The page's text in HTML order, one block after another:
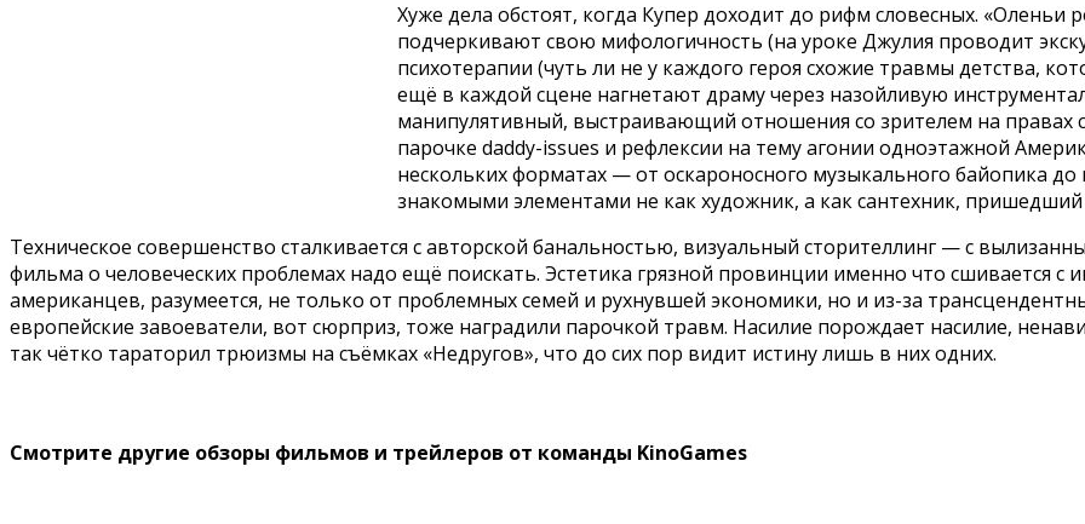
Хуже дела обстоят, когда Купер доходит до рифм словесных. «Оленьи
подчеркивают свою мифологичность (на уроке Джулия проводит
психотерапии (чуть ли не у каждого героя схожие травмы детства,
ещё в каждой сцене нагнетают драму через назойливую
манипулятивный, выстраивающий отношения со зрителем на правах
парочке daddy-issues и рефлексии на тему агонии одноэтажной
нескольких форматах — от оскароносного музыкального байопика
знакомыми элементами не как художник, а как сантехник, пришедший
Техническое совершенство сталкивается с авторской банальностью, визуальный сторителлинг — с
фильма о человеческих проблемах надо ещё поискать. Эстетика грязной провинции именно что сшивается
американцев, разумеется, не только от проблемных семей и рухнувшей экономики, но и из-за
европейские завоеватели, вот сюрприз, тоже наградили парочкой травм. Насилие порождает насилие,
так чётко тараторил трюизмы на съёмках «Недругов», что до сих пор видит истину лишь в них одних.
Смотрите другие обзоры фильмов и трейлеров от команды KinoGames